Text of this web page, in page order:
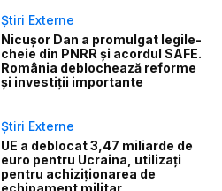
Știri Externe
Nicușor Dan a promulgat legile-
cheie din PNRR și acordul SAFE.
România deblochează reforme
și investiții importante
Știri Externe
UE a deblocat 3,47 miliarde de
euro pentru Ucraina, utilizați
pentru achiziționarea de
echipament militar